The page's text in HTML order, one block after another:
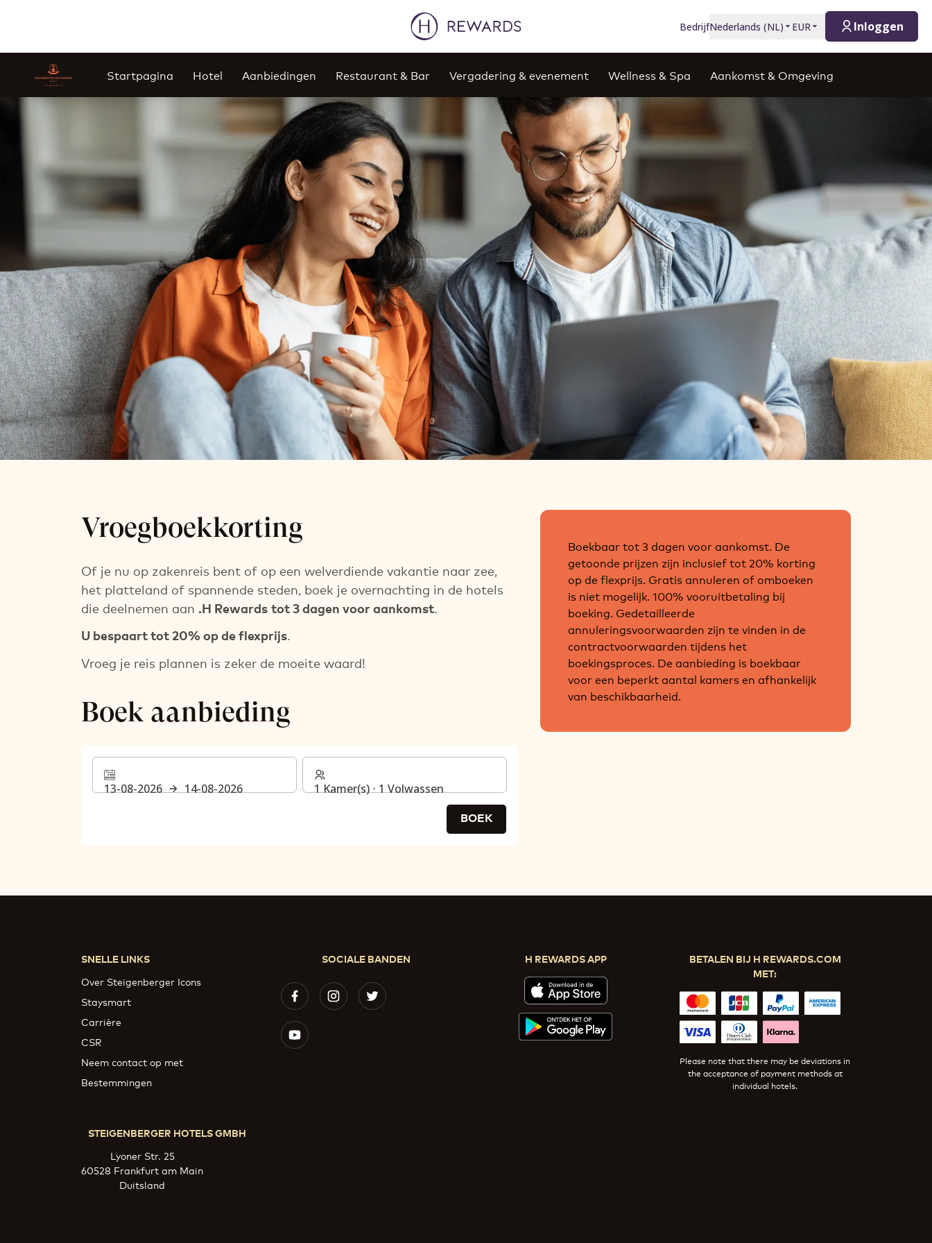
BedrijfNederlands (NL) EUR Inloggen
Startpagina Hotel Aanbiedingen Restaurant & Bar Vergadering & evenement Wellness & Spa Aankomst & Omgeving
Dia 1 van 1
Bespaar tot 20% op de Flex prijs
Vroegboekkorting
Of je nu op zakenreis bent of op een welverdiende vakantie naar zee,
het platteland of spannende steden, boek je overnachting in de hotels
die deelnemen aan .H Rewards tot 3 dagen voor aankomst
U bespaart tot 20% op de flexprijs.
Vroeg je reis plannen is zeker de moeite waard!
Boek aanbieding
13-08-2026 14-08-2026
1 Kamer(s) ⋅ 1 Volwassen
BOEK
Boekbaar tot 3 dagen voor aankomst. De
getoonde prijzen zijn inclusief tot 20% korting
op de flexprijs. Gratis annuleren of omboeken
is niet mogelijk. 100% vooruitbetaling bij
boeking. Gedetailleerde
annuleringsvoorwaarden zijn te vinden in de
contractvoorwaarden tijdens het
boekingsproces. De aanbieding is boekbaar
voor een beperkt aantal kamers en afhankelijk
van beschikbaarheid.
SNELLE LINKS
Over Steigenberger Icons
Staysmart
Carrière
CSR
Neem contact op met
Bestemmingen
SOCIALE BANDEN H REWARDS APP
BETALEN BIJ H REWARDS.COM
MET:
Please note that there may be deviations in
the acceptance of payment methods at
individual hotels.
STEIGENBERGER HOTELS GMBH
Lyoner Str. 25
60528 Frankfurt am Main
Duitsland